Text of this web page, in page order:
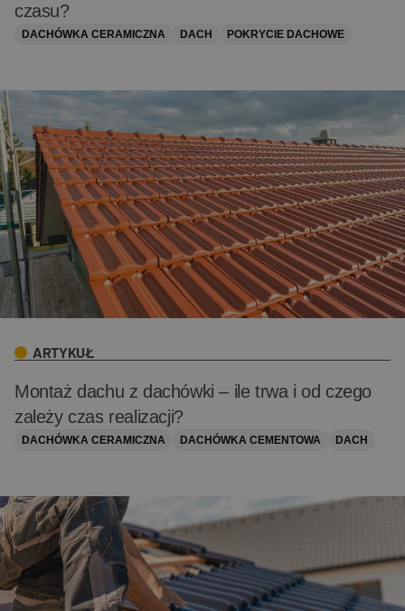
czasu?
DACHÓWKA CERAMICZNA DACH POKRYCIE DACHOWE
ARTYKUŁ
Montaż dachu z dachówki – ile trwa i od czego
zależy czas realizacji?
DACHÓWKA CERAMICZNA DACHÓWKA CEMENTOWA DACH